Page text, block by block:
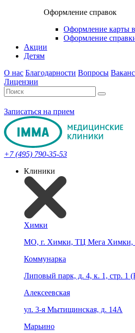
Оформление справок
Оформление карты
Оформление
Акции
Детям
О нас Благодарности Вопросы
Лицензии
Записаться на прием
+7 (495) 790-35-53
Клиники
Химки
МО, г. Химки, ТЦ Мега Химки,
Коммунарка
Липовый парк, д. 4, к. 1, стр. 1
Алексеевская
ул. 3-я Мытищинская, д. 14А
Марьино